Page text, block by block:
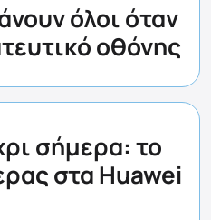
όλοι όταν
οθόνης
σήμερα: το
στα Huawei